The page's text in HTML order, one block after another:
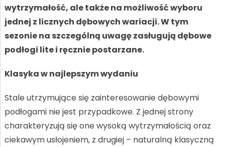
wytrzymałość, ale także na możliwość wyboru
jednej z licznych dębowych wariacji. W tym
sezonie na szczególną uwagę zasługują dębowe
podłogi lite i ręcznie postarzane.
Klasyka w najlepszym wydaniu
Stale utrzymujące się zainteresowanie dębowymi
podłogami nie jest przypadkowe. Z jednej strony
charakteryzują się one wysoką wytrzymałością oraz
ciekawym usłojeniem, z drugiej – naturalną klasyczną